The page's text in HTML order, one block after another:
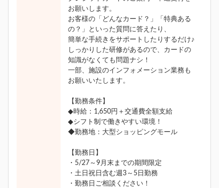
お願いします。
お客様の「どんなカード？」「特典ある
の？」といった質問に答えたり、
簡単な手続きをサポートしたりするだけ♪
しっかりした研修があるので、カードの
知識がなくても問題ナシ！
一部、施設のインフォメーション業務も
お願いいたします。
【勤務条件】
◆時給：1,650円＋交通費全額支給
◆シフト制で働きやすい環境！
◆勤務地：大型ショッピングモール
【勤務日】
・5/27～9月末までの期間限定
・土日祝日含む週3～5日勤務
・勤務日ご相談ください！